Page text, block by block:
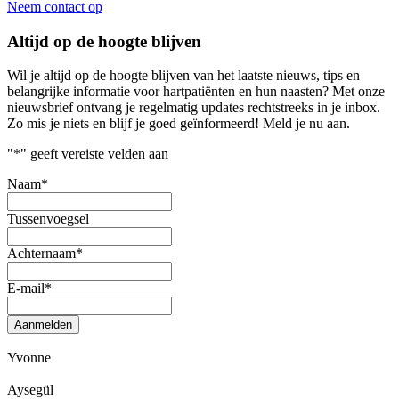
Neem contact op
Altijd op de hoogte blijven
Wil je altijd op de hoogte blijven van het laatste nieuws, tips en
belangrijke informatie voor hartpatiënten en hun naasten? Met onze
nieuwsbrief ontvang je regelmatig updates rechtstreeks in je inbox.
Zo mis je niets en blijf je goed geïnformeerd! Meld je nu aan.
"*" geeft vereiste velden aan
Naam*
Tussenvoegsel
Achternaam*
E-mail*
Aanmelden
Yvonne
Aysegül